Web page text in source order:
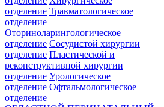
отделение Травматологическое
отделение
Оториноларингологическое
отделение Сосудистой хирургии
отделение Пластической и
реконструктивной хирургии
отделение Урологическое
отделение Офтальмологическое
отделение